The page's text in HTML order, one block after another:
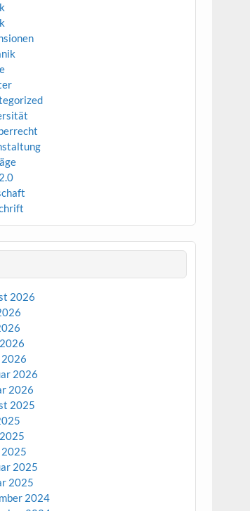
2026
2026
2026
2025
2025
2025
2024